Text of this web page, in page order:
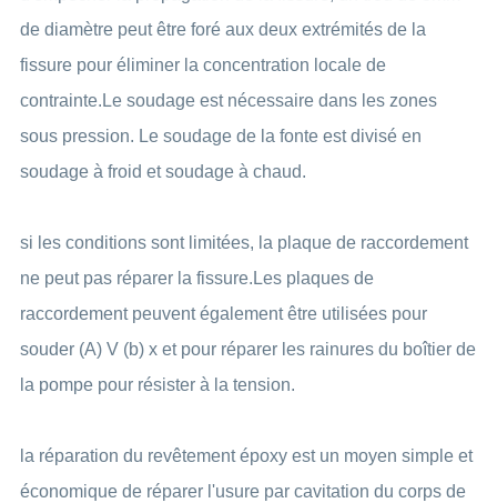
de diamètre peut être foré aux deux extrémités de la
fissure pour éliminer la concentration locale de
contrainte.Le soudage est nécessaire dans les zones
sous pression. Le soudage de la fonte est divisé en
soudage à froid et soudage à chaud.
si les conditions sont limitées, la plaque de raccordement
ne peut pas réparer la fissure.Les plaques de
raccordement peuvent également être utilisées pour
souder (A) V (b) x et pour réparer les rainures du boîtier de
la pompe pour résister à la tension.
la réparation du revêtement époxy est un moyen simple et
économique de réparer l'usure par cavitation du corps de